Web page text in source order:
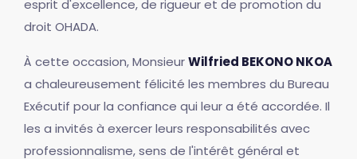
esprit d'excellence, de rigueur et de promotion du
droit OHADA.
À cette occasion, MonsieurWilfried BEKONO NKOA
a chaleureusement félicité les membres du Bureau
Exécutif pour la confiance qui leur a été accordée. Il
les a invités à exercer leurs responsabilités avec
professionnalisme, sens de l'intérêt général et